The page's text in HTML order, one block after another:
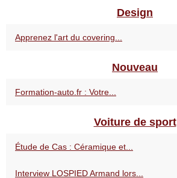
Design
Apprenez l'art du covering...
Nouveau
Formation-auto.fr : Votre...
Voiture de sport
Étude de Cas : Céramique et...
Interview LOSPIED Armand lors...